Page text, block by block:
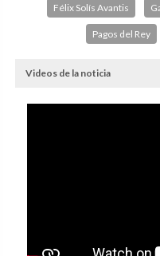
Félix Solís Avantis
Pagos del Rey
Videos de la noticia